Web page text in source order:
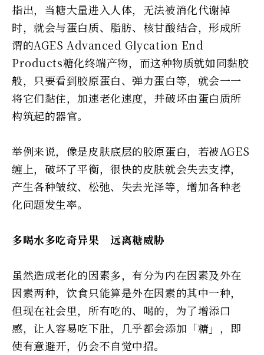
指出，当糖大量进入人体，无法被消化代谢掉
时，就会与蛋白质、脂肪、核甘酸结合，形成所
谓的AGES Advanced Glycation End
Products糖化终端产物，而这种物质就如同黏胶
般，只要看到胶原蛋白、弹力蛋白等，就会一一
将它们黏住，加速老化速度，并破坏由蛋白质所
构筑起的器官。
举例来说，像是皮肤底层的胶原蛋白，若被AGES
缠上，破坏了平衡，很快的皮肤就会失去支撑，
产生各种皱纹、松弛、失去光泽等，增加各种老
化问题发生率。
多喝水多吃奇异果 远离糖威胁
虽然造成老化的因素多，有分为内在因素及外在
因素两种，饮食只能算是外在因素的其中一种，
但现在社会里，所有吃的、喝的，为了增添口
感，让人容易吃下肚，几乎都会添加「糖」，即
使有意避开，仍会不自觉中招。